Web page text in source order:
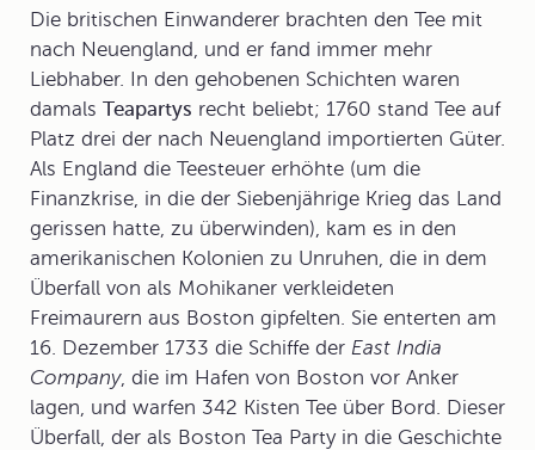
Die britischen Einwanderer brachten den Tee mit
nach Neuengland, und er fand immer mehr
Liebhaber. In den gehobenen Schichten waren
damals Teapartys recht beliebt; 1760 stand Tee auf
Platz drei der nach Neuengland importierten Güter.
Als England die Teesteuer erhöhte (um die
Finanzkrise, in die der Siebenjährige Krieg das Land
gerissen hatte, zu überwinden), kam es in den
amerikanischen Kolonien zu Unruhen, die in dem
Überfall von als Mohikaner verkleideten
Freimaurern aus Boston gipfelten. Sie enterten am
16. Dezember 1733 die Schiffe der East India
Company, die im Hafen von Boston vor Anker
lagen, und warfen 342 Kisten Tee über Bord. Dieser
Überfall, der als Boston Tea Partyin die Geschichte